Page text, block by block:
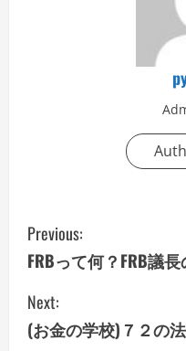
C
o
n
t
Previous:
FRBって何？FRB議
Next:
(お金の学校)７２の